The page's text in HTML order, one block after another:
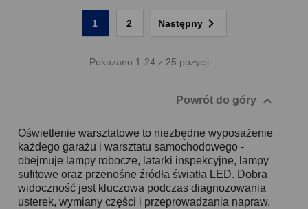
Pokazano 1-24 z 25 pozycji
1 2 Następny
Powrót do góry 
Oświetlenie warsztatowe to niezbędne wyposażenie
każdego garażu i warsztatu samochodowego -
obejmuje lampy robocze, latarki inspekcyjne, lampy
sufitowe oraz przenośne źródła światła LED. Dobra
widoczność jest kluczowa podczas diagnozowania
usterek, wymiany części i przeprowadzania napraw.